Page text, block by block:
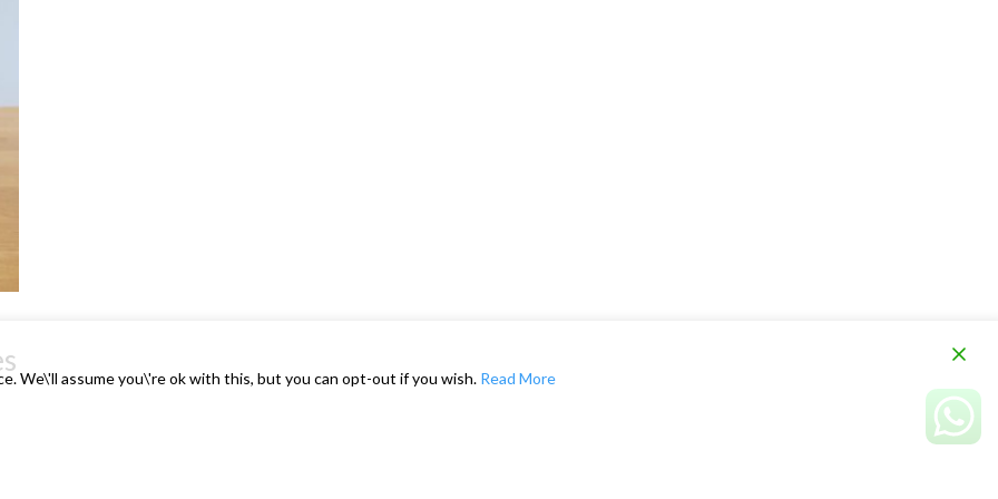
We\'ll assume you\'re ok with this, but you can opt-out if you wish. Read More